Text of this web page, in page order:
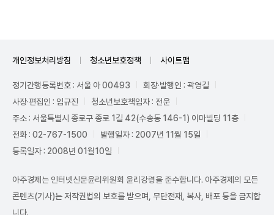
개인정보처리방침 청소년보호정책 사이트맵
정기간행등록번호 : 서울 아 00493
회장·발행인 : 곽영길
사장·편집인 : 임규진
청소년보호책임자 : 전운
주소 : 서울특별시 종로구 종로 1길 42(수송동 146-1) 이마빌딩 11층
전화 : 02-767-1500
발행일자 : 2007년 11월 15일
등록일자 : 2008년 01월10일
아주경제는 인터넷신문윤리위원회 윤리강령을 준수합니다. 아주경제의 모든
콘텐츠(기사)는 저작권법의 보호를 받으며, 무단전재, 복사, 배포 등을 금지합
니다.